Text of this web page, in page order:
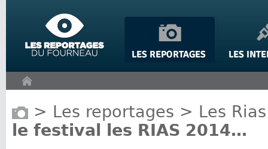
> Les reportages > Les Rias
le festival les RIAS 2014…